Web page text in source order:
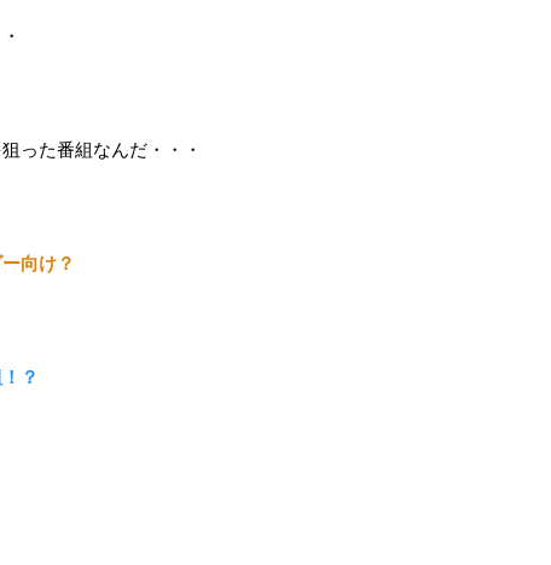
った番組なんだ・・・
向け？
？